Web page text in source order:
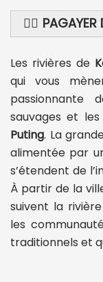
🚣‍♂️ PAGAYER
Les rivières de
qui vous
passionnante
sauvages et
Puting. La
alimentée par
s’étendent de
À partir de la
suivent la
les
traditionnels et